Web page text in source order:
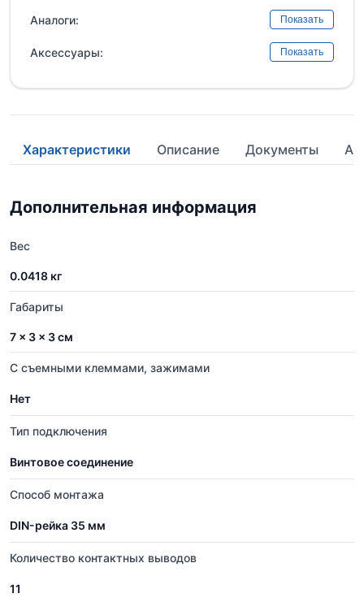
Аналоги: Показать
Аксессуары: Показать
Характеристики Описание Документы
Дополнительная информация
Вес
0.0418 кг
Габариты
7 × 3 × 3 см
С съемными клеммами, зажимами
Нет
Тип подключения
Винтовое соединение
Способ монтажа
DIN-рейка 35 мм
Количество контактных выводов
11